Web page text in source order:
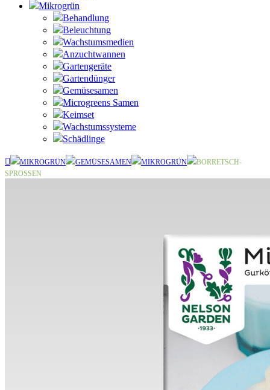
Mikrogrün
Behandlung
Beleuchtung
Wachstumsmedien
Anzuchtwannen
Gartengeräte
Gartendünger
Gemüsesamen
Microgreens Samen
Keimset
Wachstumssysteme
Schädlinge
MIKROGRÜN GEMÜSESAMEN MIKROGRÜN
BORRETSCH-
SPROSSEN